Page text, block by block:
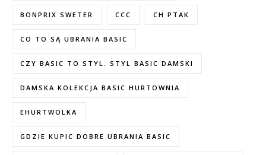
BONPRIX SWETER CCC CH PTAK
CO TO SĄ UBRANIA BASIC
CZY BASIC TO STYL. STYL BASIC DAMSKI
DAMSKA KOLEKCJA BASIC HURTOWNIA
EHURTWOLKA
GDZIE KUPIC DOBRE UBRANIA BASIC